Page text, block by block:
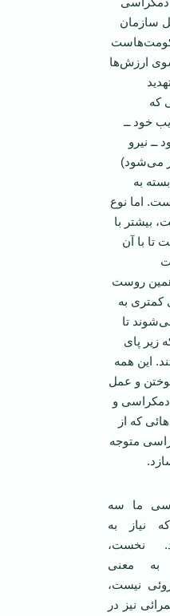
سازمان
ارزش‌ها
که
خود ــ
ــ نیرو
می‌شود)
به
اما نوع
بیشتر با
تا با آن
روست
کمتری به
تا
زیر پای
این همه
و عمل
و
که از
متوجه
ما سه
نیاز به
نخست،
به معنی
نیست،
نیز در